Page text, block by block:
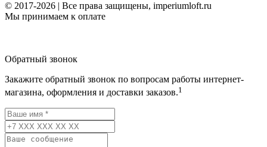
© 2017-2026 | Все права защищены, imperiumloft.ru
Мы принимаем к оплате
Обратный звонок
Закажите обратный звонок по вопросам работы интернет-
магазина, оформления и доставки заказов.1